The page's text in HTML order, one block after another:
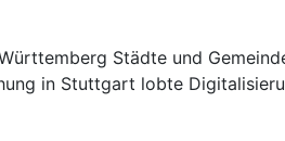
Städte und
in Stuttgart lobte